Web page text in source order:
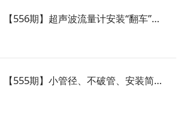
【556期】超声波流量计安装“翻车”现场？这份建恒DCT1158C避坑干货请收好！
【555期】小管径、不破管、安装简单的MF超声波流量计，轻松提高测量效率！